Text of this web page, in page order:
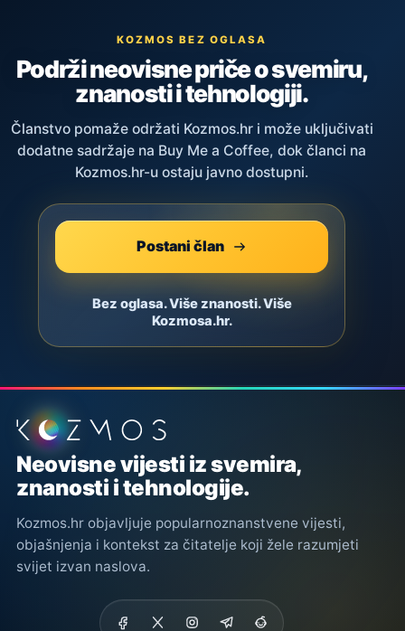
KOZMOS BEZ OGLASA
Podrži neovisne priče o svemiru,
znanosti i tehnologiji.
Članstvo pomaže održati Kozmos.hr i može uključivati
dodatne sadržaje na Buy Me a Coffee, dok članci na
Kozmos.hr-u ostaju javno dostupni.
Postani član
Bez oglasa. Više znanosti. Više
Kozmosa.hr.
Podnožje stranice
Neovisne vijesti iz svemira,
znanosti i tehnologije.
Kozmos.hr objavljuje popularnoznanstvene vijesti,
objašnjenja i kontekst za čitatelje koji žele razumjeti
svijet izvan naslova.